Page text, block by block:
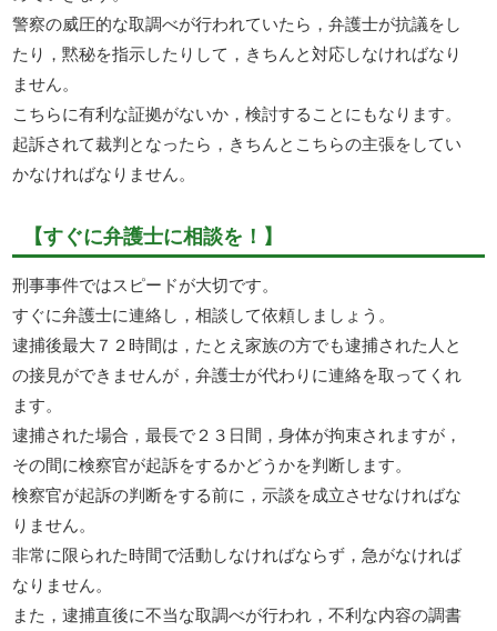
警察の威圧的な取調べが行われていたら，弁護士が抗議をし
たり，黙秘を指示したりして，きちんと対応しなければなり
ません。
こちらに有利な証拠がないか，検討することにもなります。
起訴されて裁判となったら，きちんとこちらの主張をしてい
かなければなりません。
【すぐに弁護士に相談を！】
刑事事件ではスピードが大切です。
すぐに弁護士に連絡し，相談して依頼しましょう。
逮捕後最大７２時間は，たとえ家族の方でも逮捕された人と
の接見ができませんが，弁護士が代わりに連絡を取ってくれ
ます。
逮捕された場合，最長で２３日間，身体が拘束されますが，
その間に検察官が起訴をするかどうかを判断します。
検察官が起訴の判断をする前に，示談を成立させなければな
りません。
非常に限られた時間で活動しなければならず，急がなければ
なりません。
また，逮捕直後に不当な取調べが行われ，不利な内容の調書